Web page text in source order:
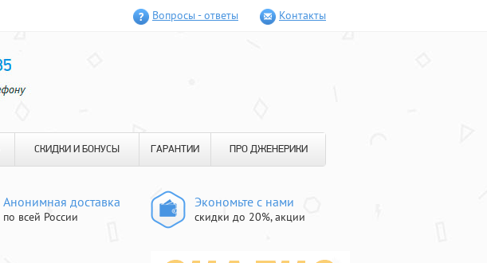
Вопросы - ответы Контакты
СКИДКИ И БОНУСЫ ГАРАНТИИ ПРО ДЖЕНЕРИКИ
Анонимная доставка
по всей России
Экономьте с нами
скидки до 20%, акции